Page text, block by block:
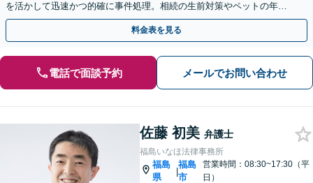
を活かして迅速かつ的確に事件処理。相続の生前対策やペットの年金
システムもお任せ【完全個室】【自衛隊前駅8分】
料金表を見る
電話で面談予約 メールでお問い合わせ
佐藤 初美 弁護士
福島いなほ法律事務所
福島
県
|
福島
市
営業時間：08:30~17:30（平
日）